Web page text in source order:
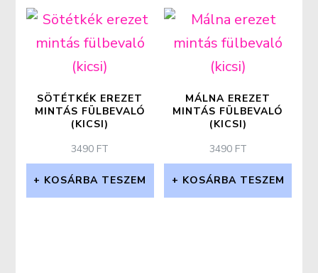
SÖTÉTKÉK EREZET
MINTÁS FÜLBEVALÓ
(KICSI)
3490 FT
KOSÁRBA TESZEM
MÁLNA EREZET
MINTÁS FÜLBEVALÓ
(KICSI)
3490 FT
KOSÁRBA TESZEM